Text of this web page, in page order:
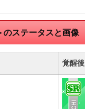
のステータスと画像
覚醒後